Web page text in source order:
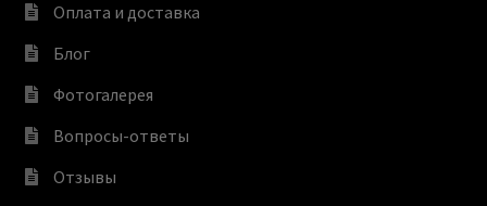
Оплата и доставка
Блог
Фотогалерея
Вопросы-ответы
Отзывы